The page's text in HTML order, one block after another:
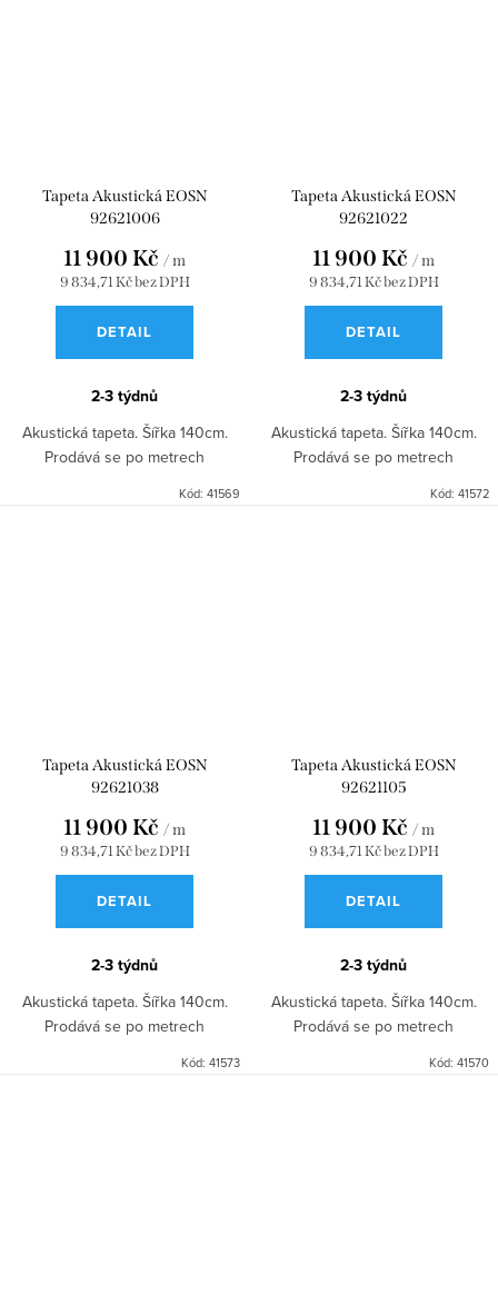
Tapeta Akustická EOSN
92621006
9 834,71 Kč bez DPH
11 900 Kč / m
DETAIL
2-3 týdnů
Akustická tapeta. Šířka 140cm.
Prodává se po metrech
Kód: 41569
Tapeta Akustická EOSN
92621022
9 834,71 Kč bez DPH
11 900 Kč / m
DETAIL
2-3 týdnů
Akustická tapeta. Šířka 140cm.
Prodává se po metrech
Kód: 41572
Tapeta Akustická EOSN
92621038
9 834,71 Kč bez DPH
11 900 Kč / m
DETAIL
2-3 týdnů
Akustická tapeta. Šířka 140cm.
Prodává se po metrech
Kód: 41573
Tapeta Akustická EOSN
92621105
9 834,71 Kč bez DPH
11 900 Kč / m
DETAIL
2-3 týdnů
Akustická tapeta. Šířka 140cm.
Prodává se po metrech
Kód: 41570